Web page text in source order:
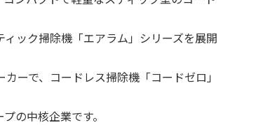
ック掃除機「エアラム」シリーズを展開
カーで、コードレス掃除機「コードゼロ」
の中核企業です。